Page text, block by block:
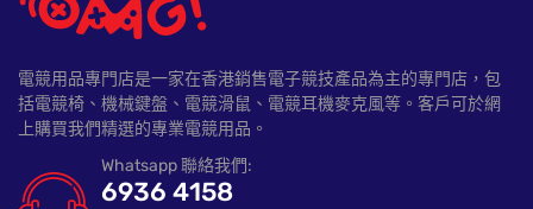
電競用品專門店是一家在香港銷售電子競技產品為主的專門店，包
括電競椅、機械鍵盤、電競滑鼠、電競耳機麥克風等。客戶可於網
上購買我們精選的專業電競用品。
Whatsapp 聯絡我們:
6936 4158